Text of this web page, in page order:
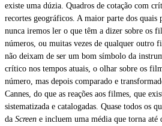
existe uma dúzia. Quadros de cotação com
recortes geográficos. A maior parte dos quais
nunca iremos ler o que têm a dizer sobre os
números, ou muitas vezes de qualquer outro
não deixam de ser um bom símbolo da
crítico nos tempos atuais, o olhar sobre os
número, mas depois comparado e
Cannes, do que as reações aos filmes, que
sistematizada e catalogadas. Quase todos os
da Screen e incluem uma média que torna até